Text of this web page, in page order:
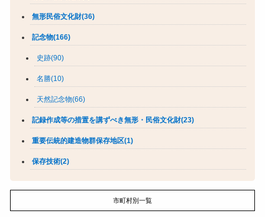
無形民俗文化財(36)
記念物(166)
史跡(90)
名勝(10)
天然記念物(66)
記録作成等の措置を講ずべき無形・民俗文化財(23)
重要伝統的建造物群保存地区(1)
保存技術(2)
市町村別一覧